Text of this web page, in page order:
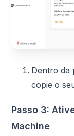
Dentro da
copie o
Passo 3:
Machine